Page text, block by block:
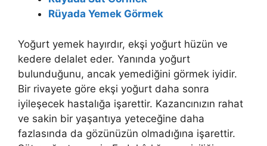
Rüyada Yemek Görmek
Yoğurt yemek hayırdır, ekşi yoğurt hüzün ve
kedere delalet eder. Yanında yoğurt
bulunduğunu, ancak yeme­diğini görmek iyidir.
Bir rivayete göre ekşi yoğurt daha sonra
iyileşecek hastalığa işarettir. Kazancınızın rahat
ve sakin bir yaşantıya yeteceğine daha
fazlasında da gözünüzün olmadığına işarettir.